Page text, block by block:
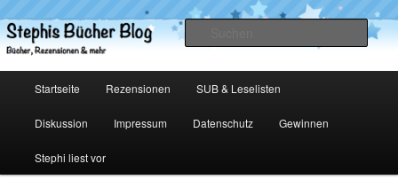
primären
Inhalt
Stephis Bücher Blog
Startseite Rezensionen SUB & Leselisten
Diskussion Impressum Datenschutz Gewinnen
Stephi liest vor